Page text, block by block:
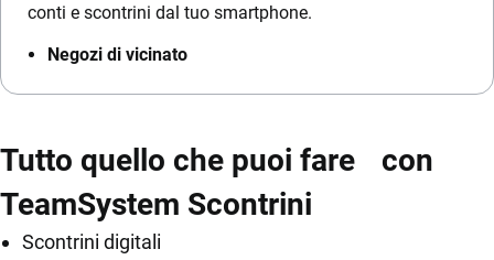
conti e scontrini dal tuo smartphone.
Negozi di vicinato
Tutto quello che puoi fare con
TeamSystem Scontrini
Scontrini digitali